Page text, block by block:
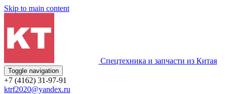
Skip to main content
Спецтехника и запчасти из Китая
Toggle navigation
+7 (4162) 31-97-91
ktrf2020@yandex.ru